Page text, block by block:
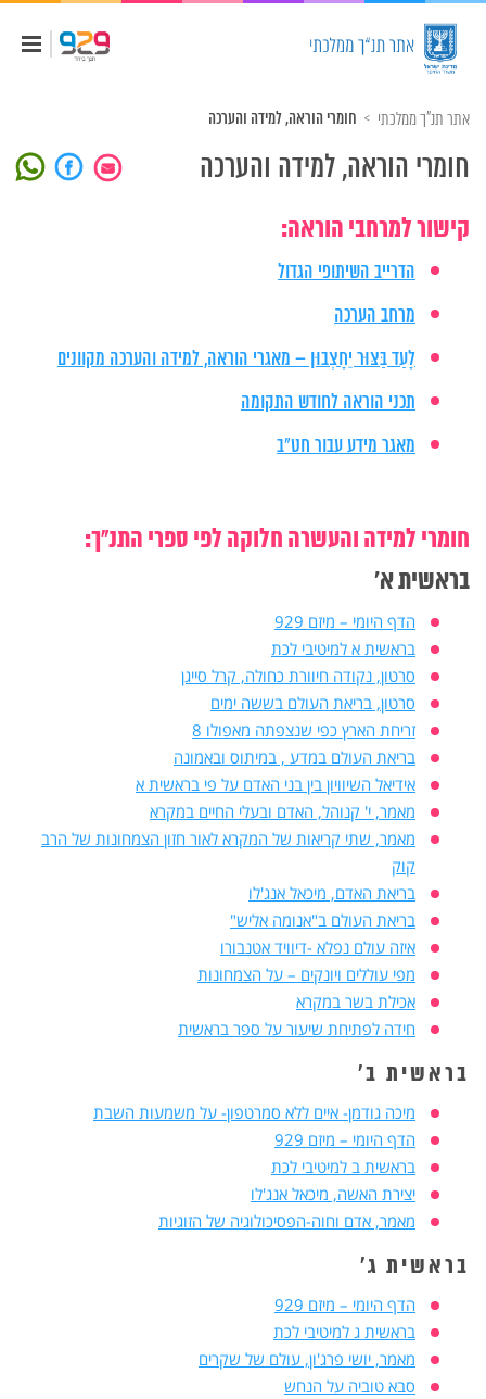
אתר תנ"ך ממלכתי חומרי הוראה, למידה והערכה
חומרי הוראה, למידה והערכה
קישור למרחבי הוראה:
הדרייב השיתופי הגדול
מרחב הערכה
לָעַד בַּצּוּר יֵחָצְבוּן – מאגרי הוראה, למידה והערכה מקוונים
תכני הוראה לחודש התקומה
מאגר מידע עבור חט"ב
חומרי למידה והעשרה חלוקה לפי ספרי התנ"ך:
בראשית א'
הדף היומי – מיזם 929
בראשית א למיטיבי לכת
סרטון, נקודה חיוורת כחולה, קרל סייגן
סרטון, בריאת העולם בששה ימים
זריחת הארץ כפי שנצפתה מאפולו 8
בריאת העולם במדע , במיתוס ובאמונה
אידיאל השיוויון בין בני האדם על פי בראשית א
מאמר, י' קנוהל, האדם ובעלי החיים במקרא
מאמר, שתי קריאות של המקרא לאור חזון הצמחונות של הרב
קוק
בריאת האדם, מיכאל אנג'לו
בריאת העולם ב"אנומה אליש"
איזה עולם נפלא -דיוויד אטנבורו
מפי עוללים ויונקים – על הצמחונות
אכילת בשר במקרא
חידה לפתיחת שיעור על ספר בראשית
בראשית ב'
מיכה גודמן- איים ללא סמרטפון- על משמעות השבת
הדף היומי – מיזם 929
בראשית ב למיטיבי לכת
יצירת האשה, מיכאל אנג'לו
מאמר, אדם וחוה-הפסיכולוגיה של הזוגיות
בראשית ג'
הדף היומי – מיזם 929
בראשית ג למיטיבי לכת
מאמר, יושי פרג'ון, עולם של שקרים
סבא טוביה על הנחש